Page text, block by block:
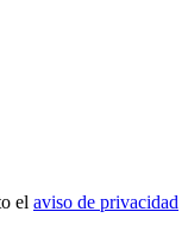
el aviso de privacidad